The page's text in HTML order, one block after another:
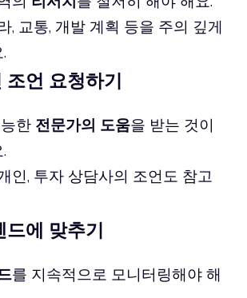
, 교통, 개발 계획 등을 주의 깊게
조언 요청하기
한 전문가의 도움을 받는 것이
인, 투자 상담사의 조언도 참고
드에 맞추기
를 지속적으로 모니터링해야 해